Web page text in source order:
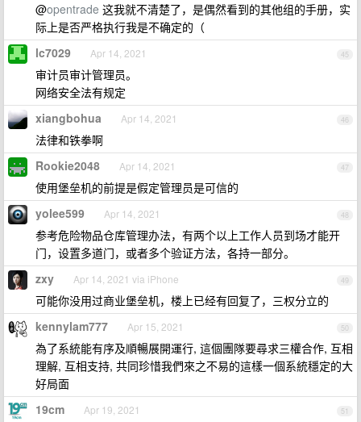
@opentrade 这我就不清楚了，是偶然看到的其他组的手册，实
际上是否严格执行我是不确定的（
45
lc7029 Apr 14, 2021
审计员审计管理员。
网络安全法有规定
46
xiangbohua Apr 14, 2021
法律和铁拳啊
47
Rookie2048 Apr 14, 2021
使用堡垒机的前提是假定管理员是可信的
48
yolee599 Apr 14, 2021
参考危险物品仓库管理办法，有两个以上工作人员到场才能开
门，设置多道门，或者多个验证方法，各持一部分。
49
zxy Apr 14, 2021 via iPhone
可能你没用过商业堡垒机，楼上已经有回复了，三权分立的
50
kennylam777 Apr 15, 2021
為了系統能有序及順暢展開運行, 這個團隊要尋求三權合作, 互相
理解, 互相支持, 共同珍惜我們來之不易的這樣一個系統穩定的大
好局面
51
19cm Apr 19, 2021